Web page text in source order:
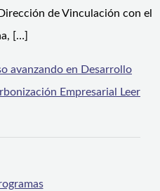
de Vinculación con el
[…]
avanzando en Desarrollo
Empresarial
Leer